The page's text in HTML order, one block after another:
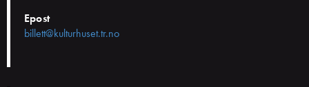
Epost
billett@kulturhuset.tr.no